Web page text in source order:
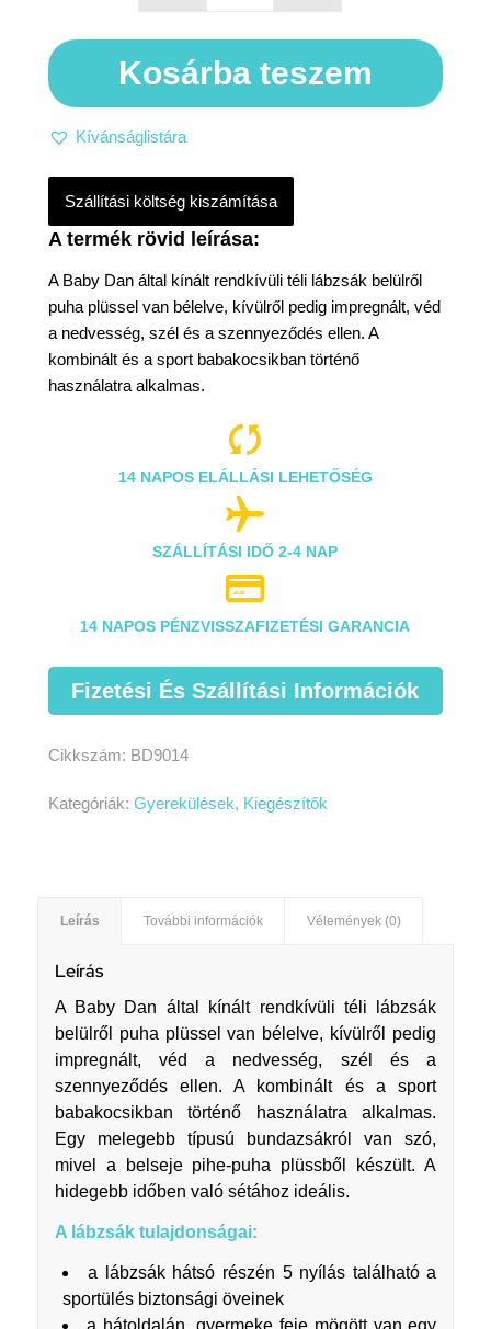
A Baby Dan által kínált rendkívüli téli lábzsák belülről
puha plüssel van bélelve, kívülről pedig impregnált, véd
a nedvesség, szél és a szennyeződés ellen. A
kombinált és a sport babakocsikban történő
használatra alkalmas.
Kosárba teszem
Kívánságlistára
Szállítási költség kiszámítása

14 NAPOS ELÁLLÁSI LEHETŐSÉG

SZÁLLÍTÁSI IDŐ 2-4 NAP

14 NAPOS PÉNZVISSZAFIZETÉSI GARANCIA
Fizetési És Szállítási Információk
Cikkszám: BD9014
Kategóriák: Gyerekülések, Kiegészítők
Leírás További információk Vélemények (0)
Leírás
A Baby Dan által kínált rendkívüli téli lábzsák
belülről puha plüssel van bélelve, kívülről pedig
impregnált, véd a nedvesség, szél és a
szennyeződés ellen. A kombinált és a sport
babakocsikban történő használatra alkalmas.
Egy melegebb típusú bundazsákról van szó,
mivel a belseje pihe-puha plüssből készült. A
hidegebb időben való sétához ideális.
A lábzsák tulajdonságai:
a lábzsák hátsó részén 5 nyílás található a
sportülés biztonsági öveinek
a hátoldalán, gyermeke feje mögött van egy